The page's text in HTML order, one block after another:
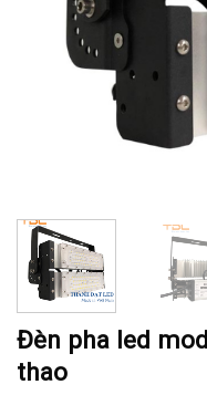
Đèn pha led
thao